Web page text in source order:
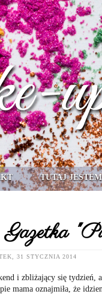
TUTAJ JESTEM
31 STYCZNIA 2014
i zbliżający się tydzień,
mama oznajmiła, że